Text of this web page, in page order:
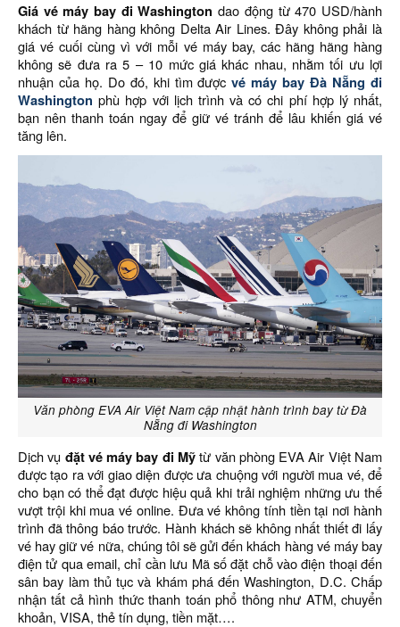
Giá vé máy bay đi Washington dao động từ 470 USD/hành
khách từ hãng hàng không Delta Air Lines. Đây không phải là
giá vé cuối cùng vì với mỗi vé máy bay, các hãng hãng hàng
không sẽ đưa ra 5 – 10 mức giá khác nhau, nhằm tối ưu lợi
nhuận của họ. Do đó, khi tìm đượcvé máy bay Đà Nẵng đi
Washington phù hợp với lịch trình và có chi phí hợp lý nhất,
bạn nên thanh toán ngay để giữ vé tránh để lâu khiến giá vé
tăng lên.
Văn phòng EVA Air Việt Nam cập nhật hành trình bay từ Đà
Nẵng đi Washington
Dịch vụ đặt vé máy bay đi Mỹtừ văn phòng EVA Air Việt Nam
được tạo ra với giao diện được ưa chuộng với người mua vé, để
cho bạn có thể đạt được hiệu quả khi trải nghiệm những ưu thế
vượt trội khi mua vé online. Đưa vé không tính tiền tại nơi hành
trình đã thông báo trước. Hành khách sẽ không nhất thiết đi lấy
vé hay giữ vé nữa, chúng tôi sẽ gửi đến khách hàng vé máy bay
điện tử qua email, chỉ cần lưu Mã số đặt chỗ vào điện thoại đến
sân bay làm thủ tục và khám phá đến Washington, D.C. Chấp
nhận tất cả hình thức thanh toán phổ thông như ATM, chuyển
khoản, VISA, thẻ tín dụng, tiền mặt….